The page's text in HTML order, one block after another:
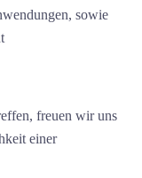
sowie
freuen wir uns
einer